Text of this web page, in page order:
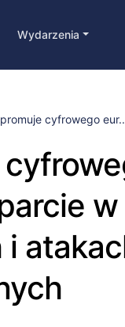
Wydarzenia
promuje cyfrowego